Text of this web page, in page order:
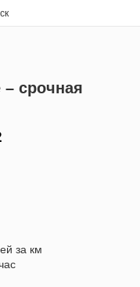
– срочная
за км